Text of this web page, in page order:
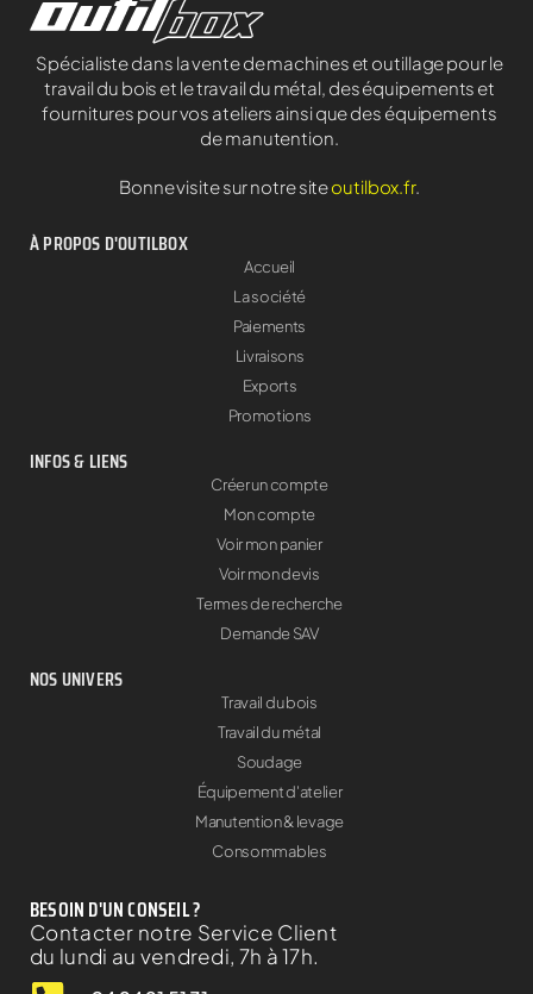
Spécialiste dans la vente de machines et outillage pour le
travail du bois et le travail du métal, des équipements et
fournitures pour vos ateliers ainsi que des équipements
de manutention.
Bonne visite sur notre siteoutilbox.fr.
À PROPOS D'OUTILBOX
Accueil
La société
Paiements
Livraisons
Exports
Promotions
INFOS & LIENS
Créer un compte
Mon compte
Voir mon panier
Voir mon devis
Termes de recherche
Demande SAV
NOS UNIVERS
Travail du bois
Travail du métal
Soudage
Équipement d'atelier
Manutention & levage
Consommables
BESOIN D'UN CONSEIL ?
Contacter notre Service Client
du lundi au vendredi, 7h à 17h.